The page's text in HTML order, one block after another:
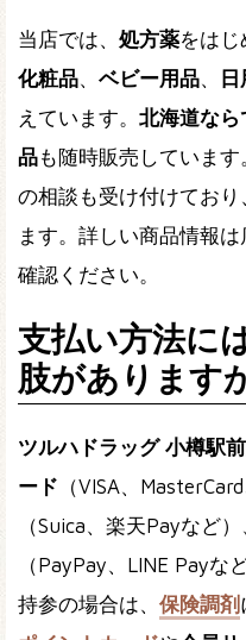
当店では、 処方薬をはじ
化粧品、 ベビー用品、 日
えています。 北海道なら
品も随時販売しています
の相談も受け付けており
ます。詳しい商品情報
確認ください。
支払い方法に
肢があります
ツルハドラッグ 小樽駅
ード （VISA、
（Suica、楽天Payなど
（PayPay、LINE Payな
持参の場合は、 保険調剤